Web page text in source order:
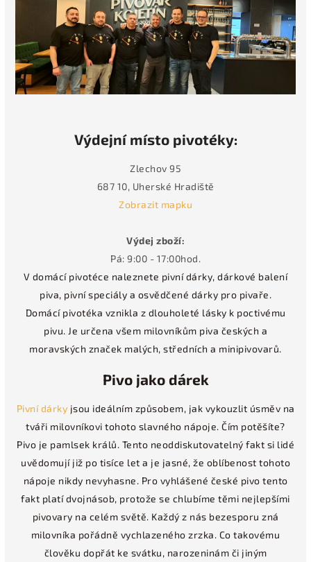
Výdejní místo pivotéky:
Zlechov 95
687 10, Uherské Hradiště
Zobrazit mapku
Výdej zboží:
Pá: 9:00 - 17:00hod.
V domácí pivotéce naleznete pivní dárky, dárkové balení
piva, pivní speciály a osvědčené dárky pro pivaře.
Domácí pivotéka vznikla z dlouholeté lásky k poctivému
pivu. Je určena všem milovníkům piva českých a
moravských značek malých, středních a minipivovarů.
Pivo jako dárek
Pivní dárky jsou ideálním způsobem, jak vykouzlit úsměv na
tváři milovníkovi tohoto slavného nápoje. Čím potěšíte?
Pivo je pamlsek králů. Tento neoddiskutovatelný fakt si lidé
uvědomují již po tisíce let a je jasné, že oblíbenost tohoto
nápoje nikdy nevyhasne. Pro vyhlášené české pivo tento
fakt platí dvojnásob, protože se chlubíme těmi nejlepšími
pivovary na celém světě. Každý z nás bezesporu zná
milovníka pořádně vychlazeného zrzka. Co takovému
člověku dopřát ke svátku, narozeninám či jiným